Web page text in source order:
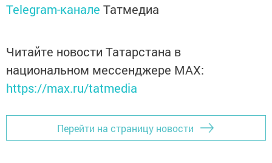
Telegram-канале Татмедиа
Читайте новости Татарстана в
национальном мессенджере MАХ:
https://max.ru/tatmedia
Перейти на страницу новости